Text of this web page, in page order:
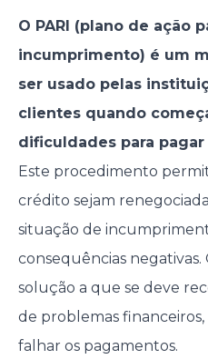
O PARI (plano de ação
incumprimento) é um
ser usado pelas
clientes quando
dificuldades para
Este procedimento
crédito sejam
situação de
consequências negativas.
solução a que se deve
de problemas
falhar os pagamentos.